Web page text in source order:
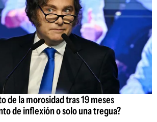
de la morosidad tras 19 meses
de inflexión o solo una tregua?